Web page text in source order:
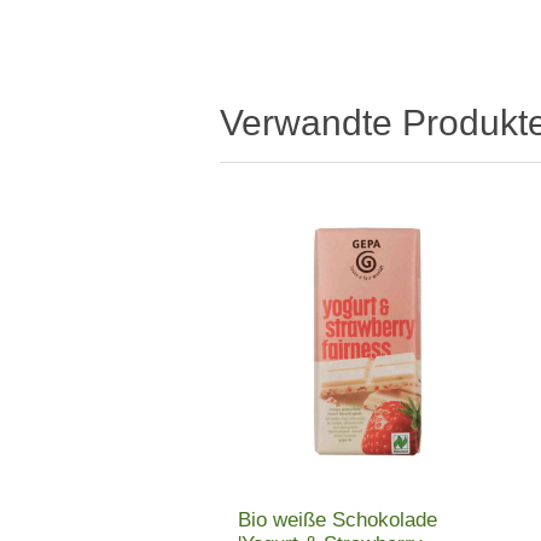
Verwandte
Bio weiße Schokolade